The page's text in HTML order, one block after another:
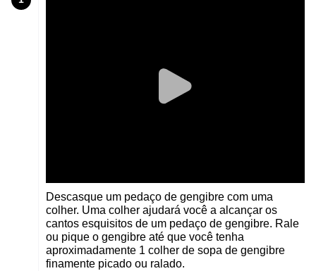
Descasque um pedaço de gengibre com uma
colher. Uma colher ajudará você a alcançar os
cantos esquisitos de um pedaço de gengibre. Rale
ou pique o gengibre até que você tenha
aproximadamente 1 colher de sopa de gengibre
finamente picado ou ralado.